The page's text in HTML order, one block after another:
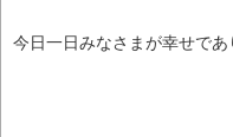
今日一日みなさまが幸せであ